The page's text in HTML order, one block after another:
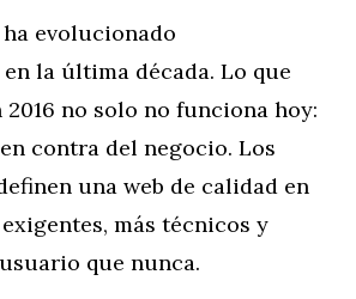
evolucionado
la última década. Lo que
no solo no funciona hoy:
contra del negocio. Los
una web de calidad en
más técnicos y
que nunca.